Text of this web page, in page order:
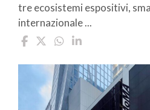
tre ecosistemi espositivi,
internazionale ...